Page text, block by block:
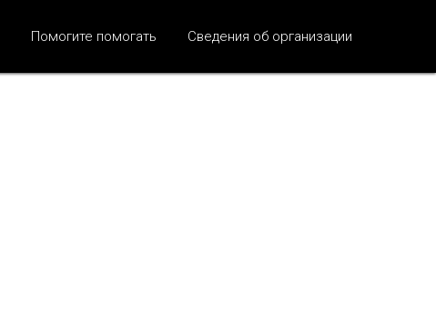
Помогите помогать Сведения об организации